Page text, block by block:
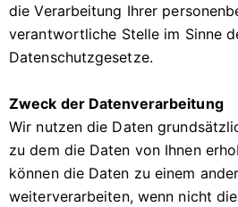
die Verarbeitung Ihrer
verantwortliche Stelle im Sinne
Datenschutzgesetze.
Zweck der Datenverarbeitung
Wir nutzen die Daten
zu dem die Daten von Ihnen
können die Daten zu einem
weiterverarbeiten, wenn nicht